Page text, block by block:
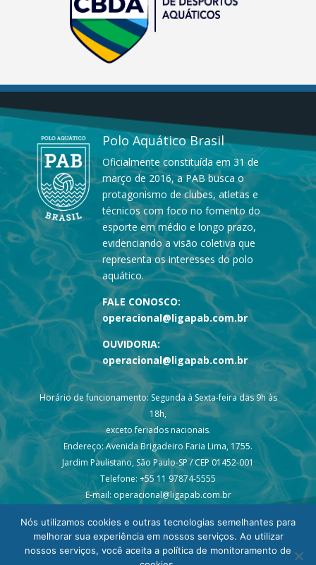
Polo Aquático Brasil
Oficialmente constituída em 31 de
março de 2016, a PAB busca o
protagonismo de clubes, atletas e
técnicos com foco no fomento do
esporte em médio e longo prazo,
evidenciando a visão coletiva que
representa os interesses do polo
aquático.
FALE CONOSCO:
operacional@ligapab.com.br
OUVIDORIA:
operacional@ligapab.com.br
Horário de funcionamento: Segunda à Sexta-feira das 9h às
18h,
exceto feriados nacionais.
Endereço: Avenida Brigadeiro Faria Lima, 1755.
Jardim Paulistano, São Paulo-SP / CEP 01452-001
Telefone: +55 11 97874-5555
E-mail: operacional@ligapab.com.br
Nós utilizamos cookies e outras tecnologias semelhantes para
melhorar sua experiência em nossos serviços. Ao utilizar
nossos serviços, você aceita a política de monitoramento de